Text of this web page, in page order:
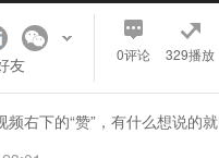
友 0评论 329播放
频右下的“赞”，有什么想说的